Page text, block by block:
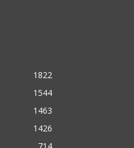
1822
1544
1463
1426